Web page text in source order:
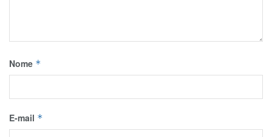
Nome *
E-mail *